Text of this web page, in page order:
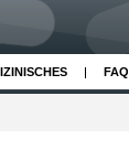
FAQ